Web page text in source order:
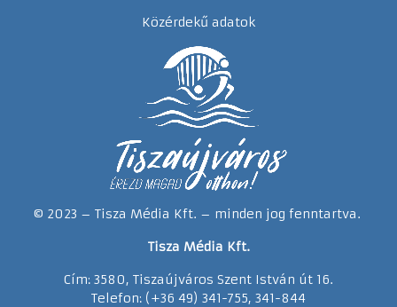
Közérdekű adatok
© 2023 – Tisza Média Kft. – minden jog fenntartva.
Tisza Média Kft.
Cím: 3580, Tiszaújváros Szent István út 16.
Telefon: (+36 49) 341-755, 341-844